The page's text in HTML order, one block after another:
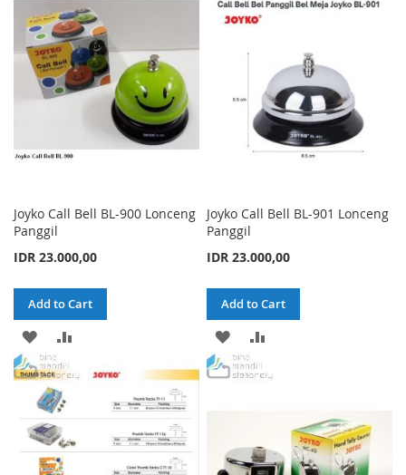
WISH
LIST
COMPARE
WISHCOMPARE
Joyko Call Bell BL-900 Lonceng
Panggil
IDR 23.000,00
Add to Cart
ADD
TO
WISH
LIST
COMPARE
Joyko Call Bell BL-901 Lonceng
Panggil
IDR 23.000,00
Add to Cart
ADD
TO